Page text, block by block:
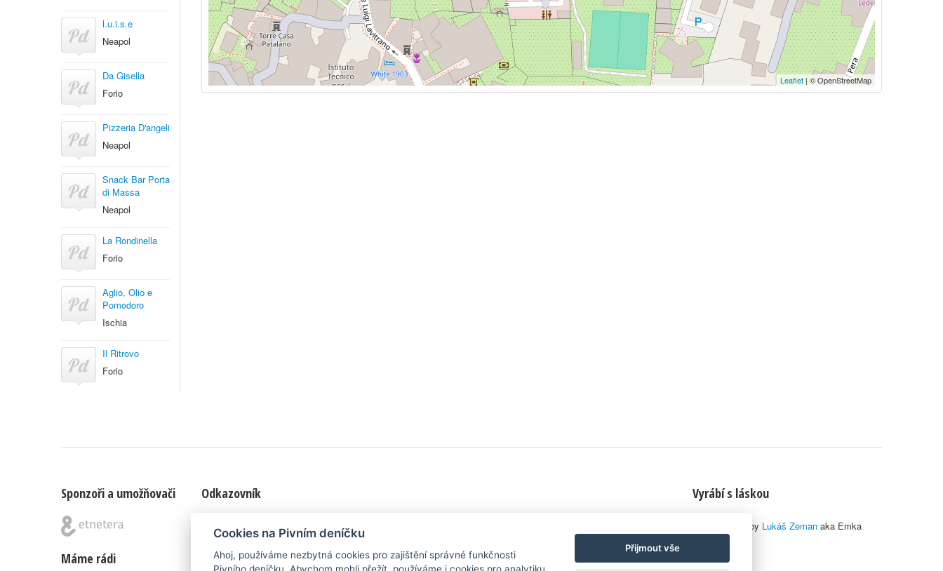
l.u.i.s.e
Neapol
Da Gisella
Forio
Pizzeria D'angeli
Neapol
Snack Bar Porta
di Massa
Neapol
La Rondinella
Forio
Aglio, Olio e
Pomodoro
Ischia
Il Ritrovo
Forio
Leaflet | © OpenStreetMap
Sponzoři a umožňovači Odkazovník
Blog| Nápady & připomínky | Aplikace pro
Vyrábí s láskou
© 2010–2026 by Lukáš Zeman aka Emka
Máme rádi Poznámka pod čarou
Cookies na Pivním deníčku
Ahoj, používáme nezbytná cookies pro zajištění správné funkčnosti
Přijmout vše